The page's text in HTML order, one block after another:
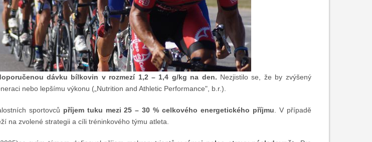
dávku bílkovin v rozmezí 1,2 – 1,4 g/kg na den. Nezjistilo se, že by zvýšený
nebo lepšímu výkonu („Nutrition and Athletic Performance", b.r.).
sportovců příjem tuku mezi 25 – 30 % celkového energetického příjmu . V případě
na zvolené strategii a cíli tréninkového týmu atleta.